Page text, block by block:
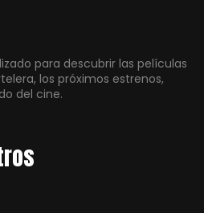
para descubrir las películas
los próximos estrenos,
del cine.